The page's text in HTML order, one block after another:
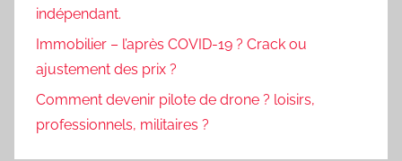
indépendant.
Immobilier – l’après COVID-19 ? Crack ou
ajustement des prix ?
Comment devenir pilote de drone ? loisirs,
professionnels, militaires ?